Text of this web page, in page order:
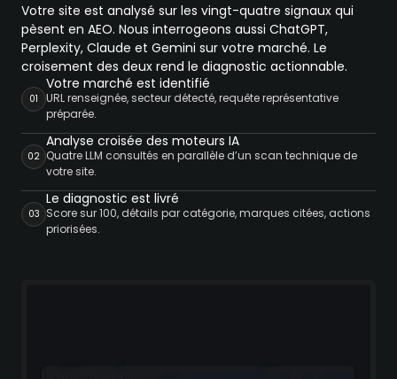
Votre site est analysé sur les vingt-quatre signaux qui
pèsent en AEO. Nous interrogeons aussi ChatGPT,
Perplexity, Claude et Gemini sur votre marché. Le
croisement des deux rend le diagnostic actionnable.
01
Votre marché est identifié
URL renseignée, secteur détecté, requête représentative
préparée.
02
Analyse croisée des moteurs IA
Quatre LLM consultés en parallèle d’un scan technique de
votre site.
03
Le diagnostic est livré
Score sur 100, détails par catégorie, marques citées, actions
priorisées.